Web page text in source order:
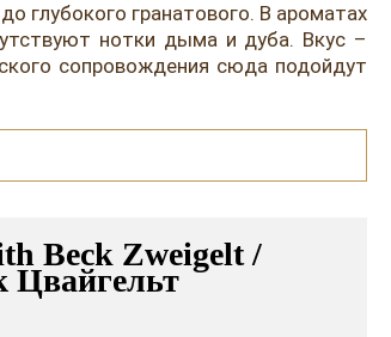
глубокого гранатового. В ароматах
нотки дыма и дуба. Вкус –
сопровождения сюда подойдут
Beck Zweigelt /